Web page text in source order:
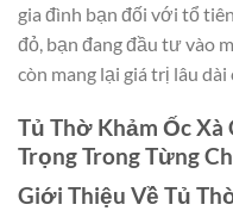
gia đình bạn đối với tổ
đỏ, bạn đang đầu tư vào
còn mang lại giá trị lâu dài
Tủ Thờ Khảm Ốc Xà
Trọng Trong Từng
Giới Thiệu Về Tủ